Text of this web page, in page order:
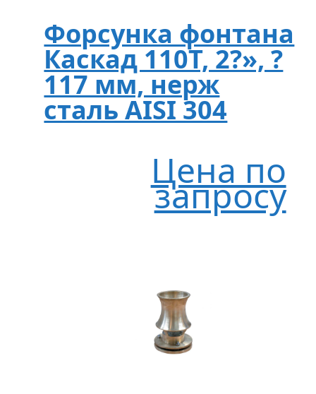
Форсунка фонтана
Каскад 110T, 2?», ?
117 мм, нерж
сталь AISI 304
Цена по
запросу